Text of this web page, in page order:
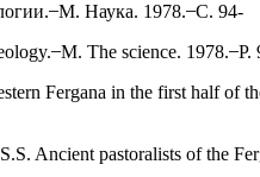
М. Наука. 1978. ̶ С. 94-
M. The science. 1978. ̶ Р.
Fergana in the first half of
Ancient pastoralists of the